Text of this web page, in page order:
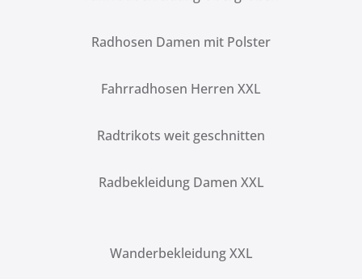
Radhosen Damen mit Polster
Fahrradhosen Herren XXL
Radtrikots weit geschnitten
Radbekleidung Damen XXL
Wanderbekleidung XXL